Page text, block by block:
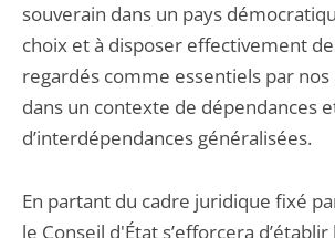
souverain dans un pays
choix et à disposer effectivement
regardés comme essentiels par nos
dans un contexte de dépendances
d’interdépendances généralisées.
En partant du cadre juridique fixé
le Conseil d'État s’efforcera